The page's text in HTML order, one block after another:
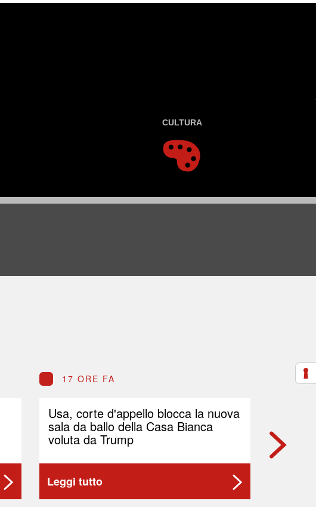
CULTURA
17 ORE FA
Usa, corte d'appello blocca la nuova
sala da ballo della Casa Bianca
voluta da Trump
Leggi tutto
17